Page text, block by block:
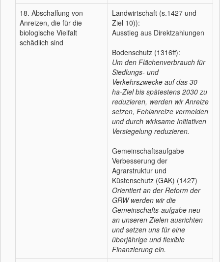
18. Abschaffung von
Anreizen, die für die
biologische Vielfalt
schädlich sind
Landwirtschaft (s.1427 und
Ziel 10)):
Ausstieg aus Direktzahlungen
Bodenschutz (1316ff):
Um den Flächenverbrauch für
Siedlungs- und
Verkehrszwecke auf das 30-
ha-Ziel bis spätestens 2030 zu
reduzieren, werden wir Anreize
setzen, Fehlanreize vermeiden
und durch wirksame Initiativen
Versiegelung reduzieren.
Gemeinschaftsaufgabe
Verbesserung der
Agrarstruktur und
Küstenschutz (GAK) (1427)
Orientiert an der Reform der
GRW werden wir die
Gemeinschafts-aufgabe neu
an unseren Zielen ausrichten
und setzen uns für eine
überjährige und flexible
Finanzierung ein.